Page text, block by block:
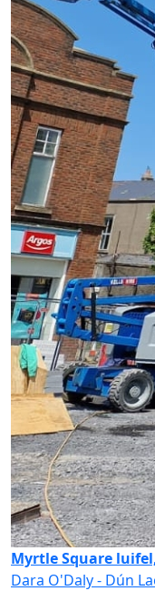
Myrtle Square
Dara O'Daly - Dún